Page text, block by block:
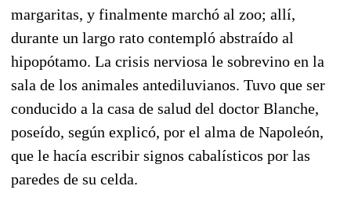
margaritas, y finalmente marchó al zoo; allí,
durante un largo rato contempló abstraído al
hipopótamo. La crisis nerviosa le sobrevino en la
sala de los animales antediluvianos. Tuvo que ser
conducido a la casa de salud del doctor Blanche,
poseído, según explicó, por el alma de Napoleón,
que le hacía escribir signos cabalísticos por las
paredes de su celda.